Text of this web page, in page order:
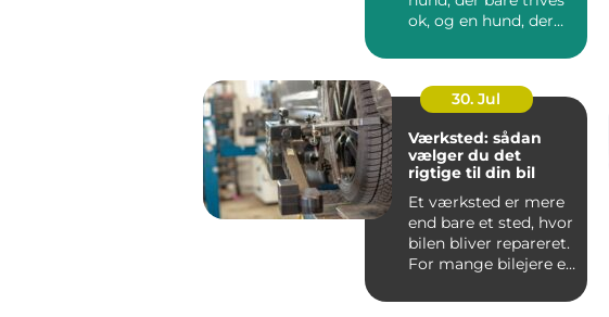
ok, og en hund, der
30. Jul
Værksted: sådan
vælger du det
rigtige til din bil
Et værksted er mere
end bare et sted, hvor
bilen bliver repareret.
For mange bilejere er